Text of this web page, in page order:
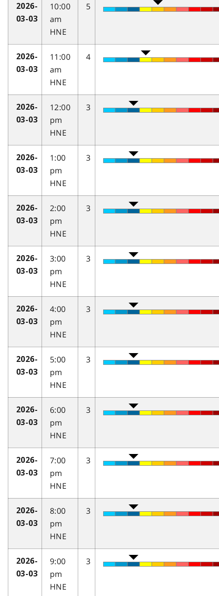
2026-
03-03
10:00
am
HNE
5
2026-
03-03
11:00
am
HNE
4
2026-
03-03
12:00
pm
HNE
3
2026-
03-03
1:00
pm
HNE
3
2026-
03-03
2:00
pm
HNE
3
2026-
03-03
3:00
pm
HNE
3
2026-
03-03
4:00
pm
HNE
3
2026-
03-03
5:00
pm
HNE
3
2026-
03-03
6:00
pm
HNE
3
2026-
03-03
7:00
pm
HNE
3
2026-
03-03
8:00
pm
HNE
3
2026-
03-03
9:00
pm
HNE
3